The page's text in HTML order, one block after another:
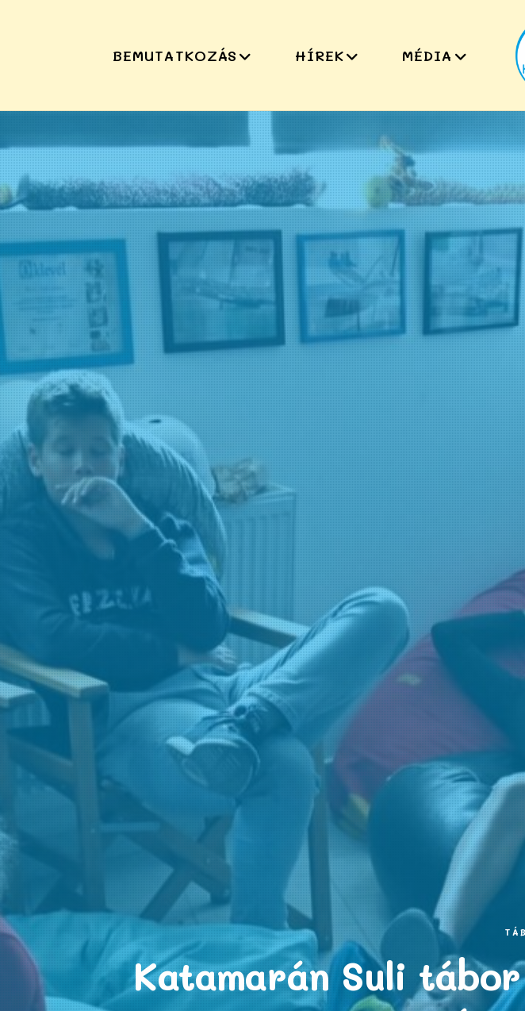
BEMUTATKOZÁS HÍREK MÉDIA
Katamarán Suli tábor